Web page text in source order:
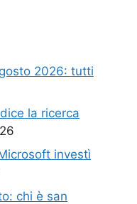
2026: tutti
la ricerca
investì
chi è san